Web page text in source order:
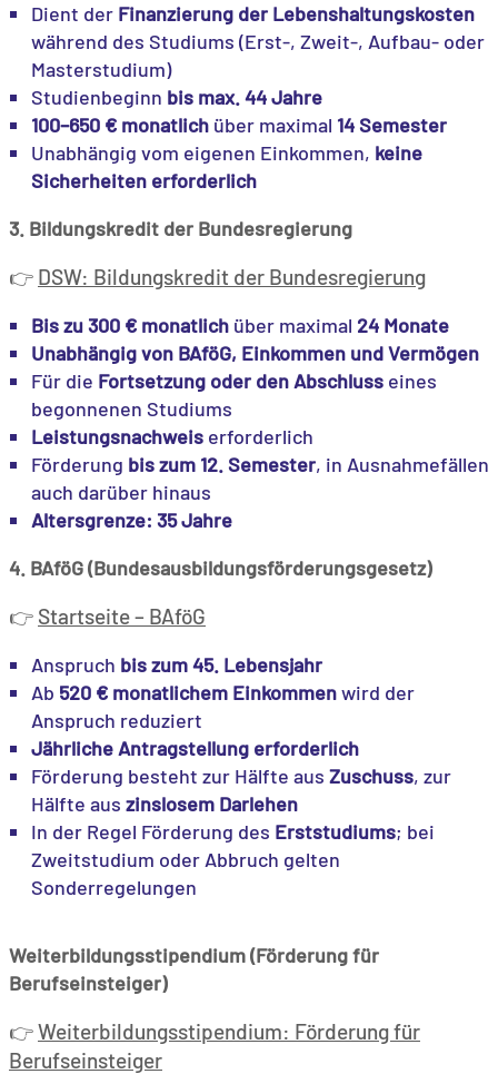
Dient der Finanzierung der Lebenshaltungskosten
während des Studiums (Erst-, Zweit-, Aufbau- oder
Masterstudium)
Studienbeginn bis max. 44 Jahre
100–650 € monatlich über maximal 14 Semester
Unabhängig vom eigenen Einkommen, keine
Sicherheiten erforderlich
3. Bildungskredit der Bundesregierung
👉 DSW: Bildungskredit der Bundesregierung
Bis zu 300 € monatlich über maximal 24 Monate
Unabhängig von BAföG, Einkommen und Vermögen
Für die Fortsetzung oder den Abschluss eines
begonnenen Studiums
Leistungsnachweis erforderlich
Förderung bis zum 12. Semester, in Ausnahmefällen
auch darüber hinaus
Altersgrenze: 35 Jahre
4. BAföG (Bundesausbildungsförderungsgesetz)
👉 Startseite – BAföG
Anspruch bis zum 45. Lebensjahr
Ab 520 € monatlichem Einkommenwird der
Anspruch reduziert
Jährliche Antragstellung erforderlich
Förderung besteht zur Hälfte aus Zuschuss, zur
Hälfte aus zinslosem Darlehen
In der Regel Förderung des Erststudiums; bei
Zweitstudium oder Abbruch gelten
Sonderregelungen
Weiterbildungsstipendium (Förderung für
Berufseinsteiger)
👉Weiterbildungsstipendium: Förderung für
Berufseinsteiger